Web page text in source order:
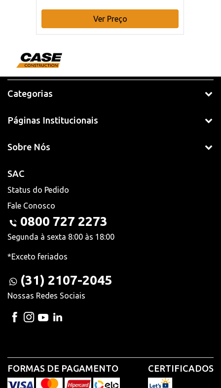
Ver Preço
Categorias
Páginas Institucionais
Sobre Nós
SAC
Status do Pedido
Fale Conosco
0800 727 2273
Segunda à sexta 8:00 às 18:00
*Exceto feriados
(31) 2107-2045
Nossas Redes Sociais
FORMAS DE PAGAMENTO CERTIFICADOS